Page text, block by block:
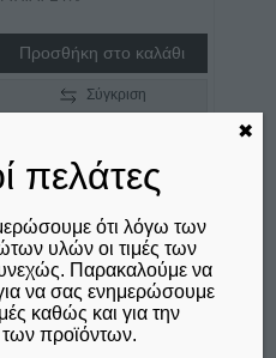
Προσθήκη στο καλάθι
Σύγκριση
πελάτες
ότι λόγω των
υλών οι τιμές των
Παρακαλούμε να
να σας ενημερώσουμε
καθώς και για την
των προϊόντων.
✖